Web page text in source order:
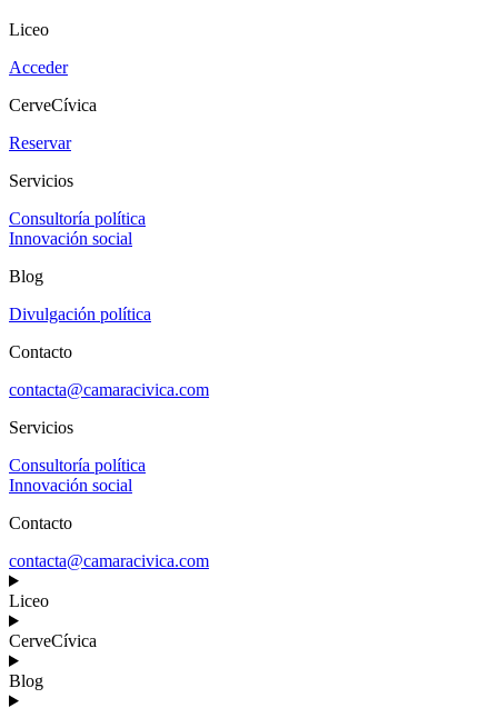
Liceo
Acceder
CerveCívica
Reservar
Servicios
Consultoría política
Innovación social
Blog
Divulgación política
Contacto
contacta@camaracivica.com
Servicios
Consultoría política
Innovación social
Contacto
contacta@camaracivica.com
Liceo
CerveCívica
Blog